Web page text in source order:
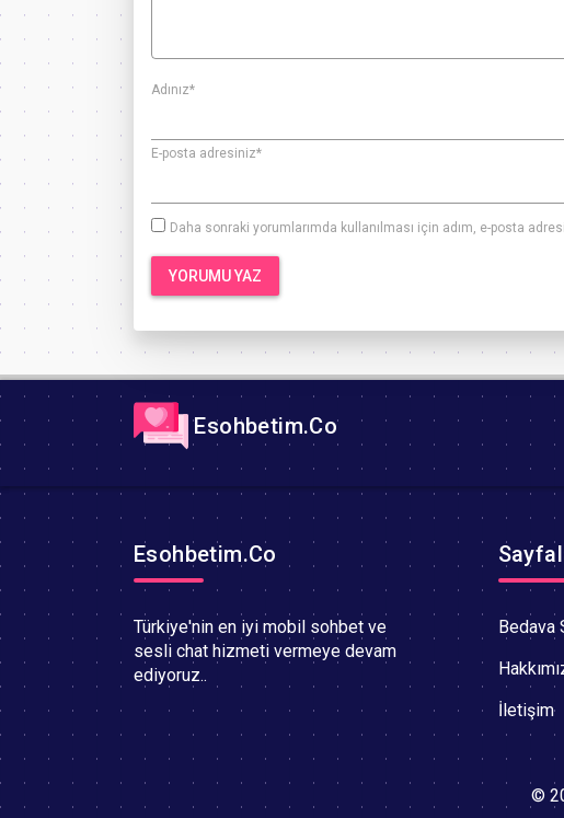
Adınız*
E-posta adresiniz*
Daha sonraki yorumlarımda kullanılması için adım, e-posta
Esohbetim.Co
Esohbetim.Co
Türkiye'nin en iyi mobil sohbet ve
sesli chat hizmeti vermeye devam
ediyoruz..
Bedava
İletişim
©